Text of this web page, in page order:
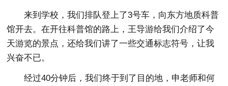
来到学校，我们排队登上了3号车，向东方地质科普
馆开去。在开往科普馆的路上，王导游给我们介绍了今
天游览的景点，还给我们讲了一些交通标志符号，让我
兴奋不已。
经过40分钟后，我们终于到了目的地，申老师和何